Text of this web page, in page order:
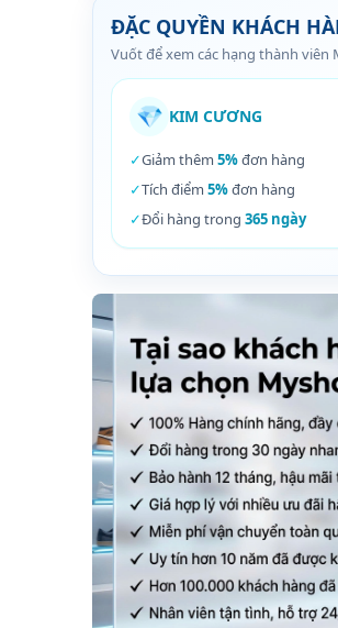
ĐẶC QUYỀN KHÁCH
Vuốt để xem các hạng thành viên
💎 KIM CƯƠNG
✓Giảm thêm 5%đơn hàng
✓Tích điểm 5%đơn hàng
✓Đổi hàng trong 365 ngày